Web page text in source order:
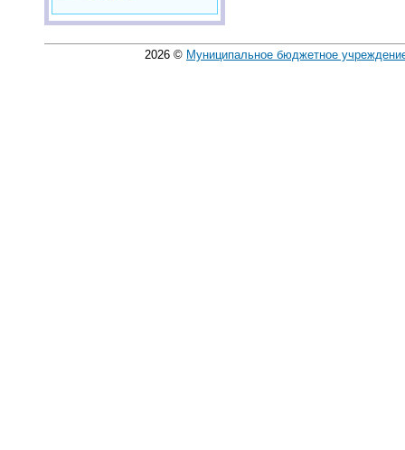
2026 © Муниципальное бюджетное